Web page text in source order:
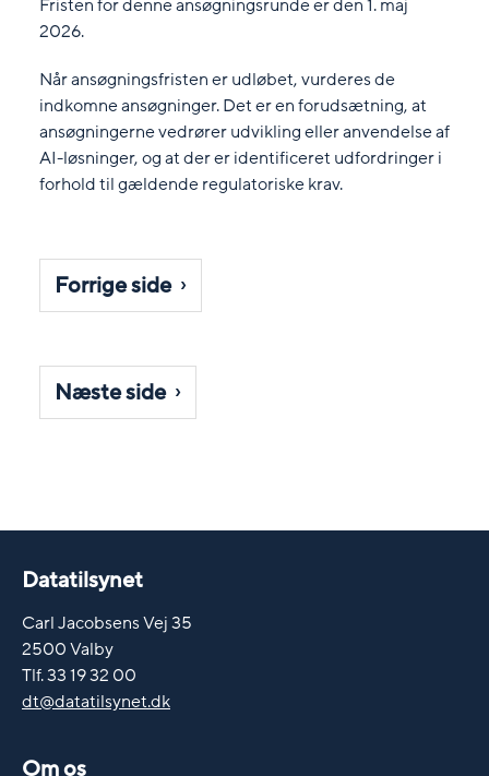
Fristen for denne ansøgningsrunde er den 1. maj
2026.
Når ansøgningsfristen er udløbet, vurderes de
indkomne ansøgninger. Det er en forudsætning, at
ansøgningerne vedrører udvikling eller anvendelse af
AI-løsninger, og at der er identificeret udfordringer i
forhold til gældende regulatoriske krav.
Forrige side
Næste side
Datatilsynet
Carl Jacobsens Vej 35
2500 Valby
Tlf. 33 19 32 00
dt@datatilsynet.dk
Om os